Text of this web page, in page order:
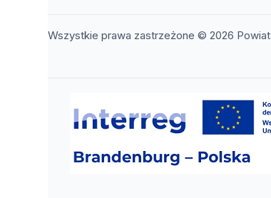
Wszystkie prawa zastrzeżone © 2026